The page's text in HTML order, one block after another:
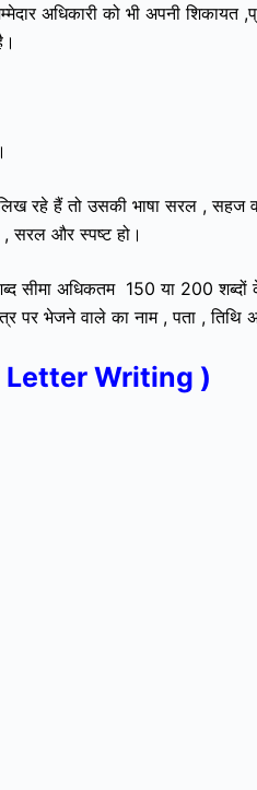
अधिकारी को भी अपनी शिकायत
रहे हैं तो उसकी भाषा सरल , सहज
, सरल और स्पष्ट हो।
सीमा अधिकतम 150 या 200
भेजने वाले का नाम , पता , तिथि
Letter Writing )